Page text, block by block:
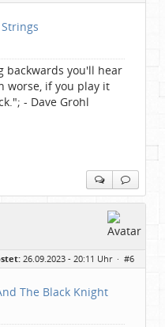
backwards you'll hear
worse, if you play it
- Dave Grohl
26.09.2023 - 20:11 Uhr · #6
The Black Knight